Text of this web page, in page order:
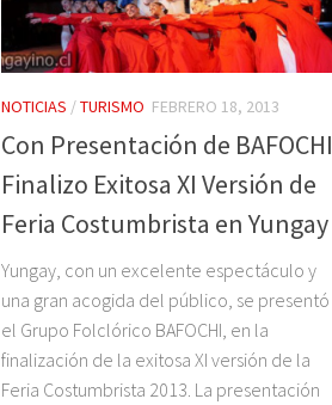
NOTICIAS /TURISMO FEBRERO 18, 2013
Con Presentación de BAFOCHI
Finalizo Exitosa XI Versión de
Feria Costumbrista en Yungay
Yungay, con un excelente espectáculo y
una gran acogida del público, se presentó
el Grupo Folclórico BAFOCHI, en la
finalización de la exitosa XI versión de la
Feria Costumbrista 2013. La presentación